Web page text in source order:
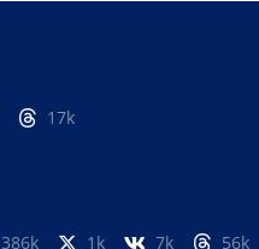
17k
386k 1k 7k 56k